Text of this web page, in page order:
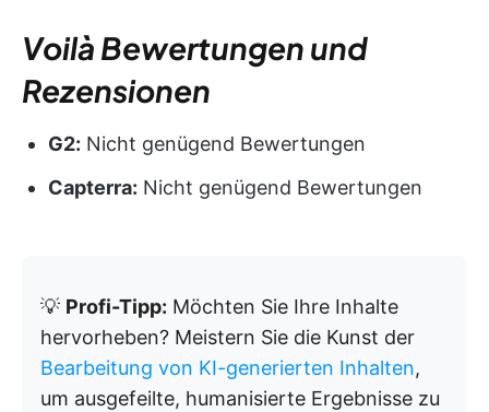
Voilà Bewertungen und
Rezensionen
G2: Nicht genügend Bewertungen
Capterra: Nicht genügend Bewertungen
💡 Profi-Tipp: Möchten Sie Ihre Inhalte
hervorheben? Meistern Sie die Kunst der
Bearbeitung von KI-generierten Inhalten,
um ausgefeilte, humanisierte Ergebnisse zu